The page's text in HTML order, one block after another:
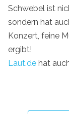
Schwebel ist
sondern hat
Konzert, feine
ergibt!
Laut.de hat